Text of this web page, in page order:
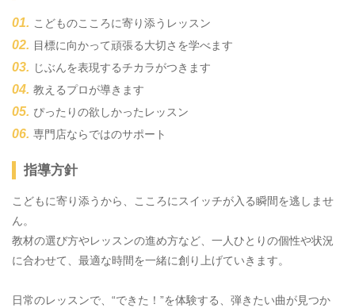
こどものこころに寄り添うレッスン
目標に向かって頑張る大切さを学べます
じぶんを表現するチカラがつきます
教えるプロが導きます
ぴったりの欲しかったレッスン
専門店ならではのサポート
指導方針
こどもに寄り添うから、こころにスイッチが入る瞬間を逃しませ
ん。
教材の選び方やレッスンの進め方など、一人ひとりの個性や状況
に合わせて、最適な時間を一緒に創り上げていきます。
日常のレッスンで、“できた！”を体験する、弾きたい曲が見つか